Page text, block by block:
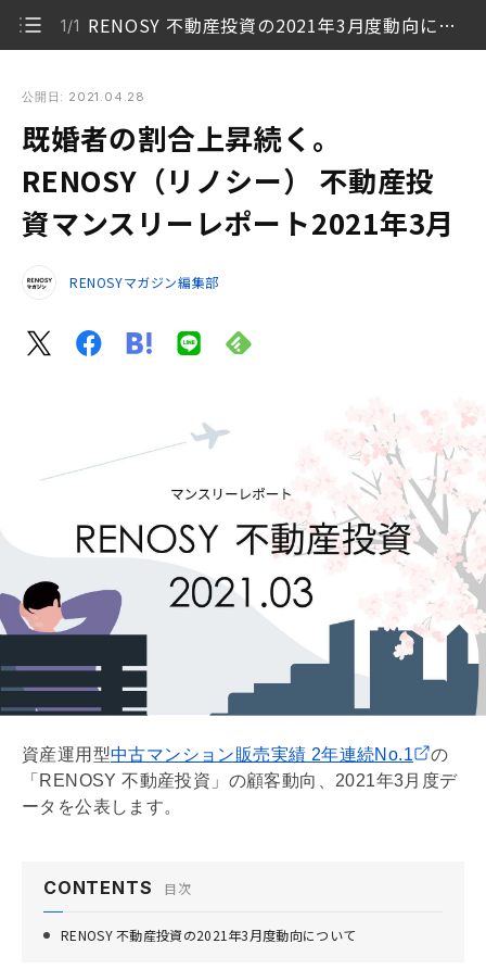
1/1 RENOSY 不動産投資の2021年3月度動向について
ンスリーレポート2021年3月
1/1 RENOSY 不動産投資の2021年3月度動向について
公開日: 2021.04.28
既婚者の割合上昇続く。
RENOSY（リノシー） 不動産投
資マンスリーレポート2021年3月
RENOSYマガジン編集部
資産運用型中古マンション販売実績 2年連続No.1
の
「RENOSY 不動産投資」の顧客動向、2021年3月度デ
ータを公表します。
CONTENTS 目次
RENOSY 不動産投資の2021年3月度動向について